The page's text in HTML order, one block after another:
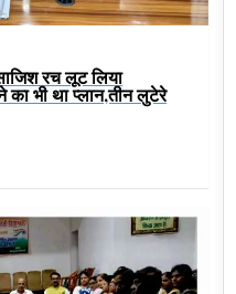
रच लूट लिया
भी था प्लान,तीन लुटेरे